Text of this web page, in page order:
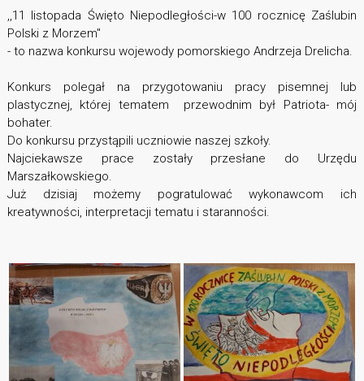
,,11 listopada Święto Niepodległości-w 100 rocznicę Zaślubin
Polski z Morzem"
- to nazwa konkursu wojewody pomorskiego Andrzeja Drelicha.
Konkurs polegał na przygotowaniu pracy pisemnej lub
plastycznej, której tematem przewodnim był Patriota- mój
bohater.
Do konkursu przystąpili uczniowie naszej szkoły.
Najciekawsze prace zostały przesłane do Urzędu
Marszałkowskiego.
Już dzisiaj możemy pogratulować wykonawcom ich
kreatywności, interpretacji tematu i staranności.